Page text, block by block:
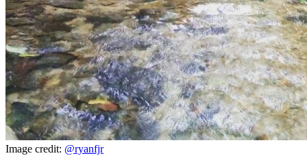
Image credit: @ryanfjr